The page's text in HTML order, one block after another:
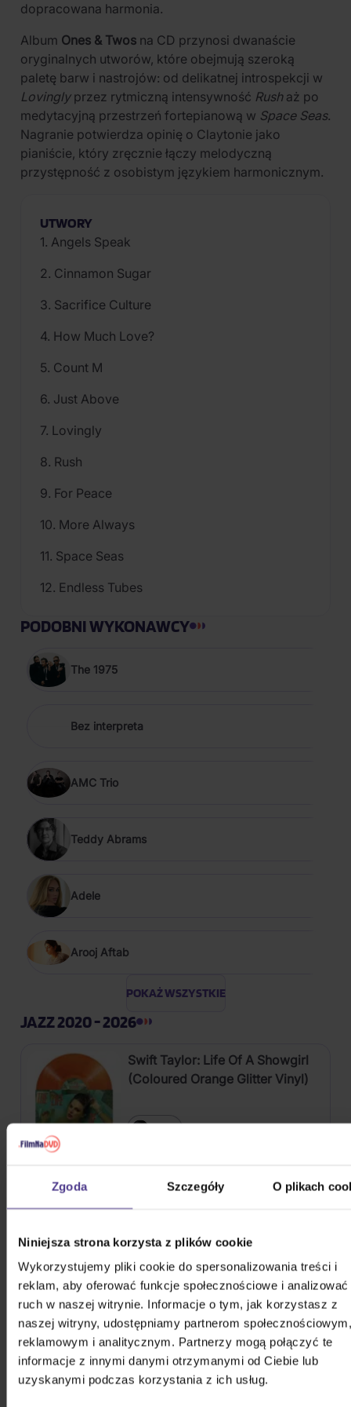
Zgoda Szczegóły O plikach
Niniejsza strona korzysta z plików cookie
Wykorzystujemy pliki cookie do spersonalizowania treści i
reklam, aby oferować funkcje społecznościowe i analizować
ruch w naszej witrynie. Informacje o tym, jak korzystasz z
naszej witryny, udostępniamy partnerom społecznościowym,
reklamowym i analitycznym. Partnerzy mogą połączyć te
informacje z innymi danymi otrzymanymi od Ciebie lub
uzyskanymi podczas korzystania z ich usług.
dopracowana harmonia.
Album Ones & Twos na CD przynosi dwanaście
oryginalnych utworów, które obejmują szeroką
paletę barw i nastrojów: od delikatnej introspekcji w
Lovinglyprzez rytmiczną intensywność Rushaż po
medytacyjną przestrzeń fortepianową w Space Seas.
Nagranie potwierdza opinię o Claytonie jako
pianiście, który zręcznie łączy melodyczną
przystępność z osobistym językiem harmonicznym.
UTWORY
1. Angels Speak
2. Cinnamon Sugar
3. Sacrifice Culture
4. How Much Love?
5. Count M
6. Just Above
7. Lovingly
8. Rush
9. For Peace
10. More Always
11. Space Seas
12. Endless Tubes
PODOBNI WYKONAWCY
The 1975
Bez interpreta
AMC Trio
Teddy Abrams
Adele
Arooj Aftab
POKAŻ WSZYSTKIE
JAZZ 2020 - 2026
Swift Taylor: Life Of A Showgirl
(Coloured Orange Glitter Vinyl)
Vinyl
Soundtrack: Stranger Things:
Series, Season 4
Na magazynie 109,00 zł
V (BTS): Layover